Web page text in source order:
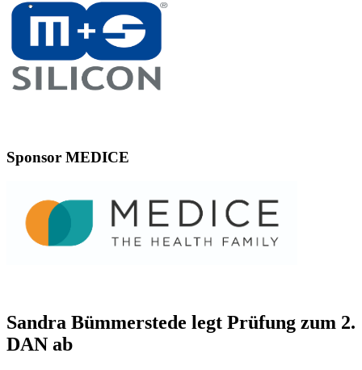
Sponsor MEDICE
Sandra Bümmerstede legt Prüfung zum 2.
DAN ab